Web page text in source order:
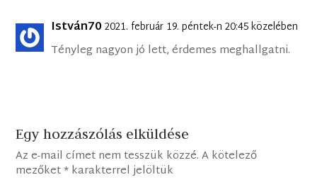
István702021. február 19. péntek-n 20:45 közelében
Tényleg nagyon jó lett, érdemes meghallgatni.
Egy hozzászólás elküldése
Az e-mail címet nem tesszük közzé. A kötelező
mezőket*karakterrel jelöltük